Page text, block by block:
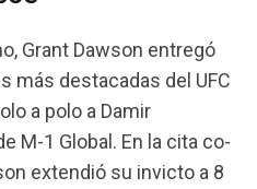
Grant Dawson entregó
más destacadas del UFC
a polo a Damir
M-1 Global. En la cita co-
extendió su invicto a 8